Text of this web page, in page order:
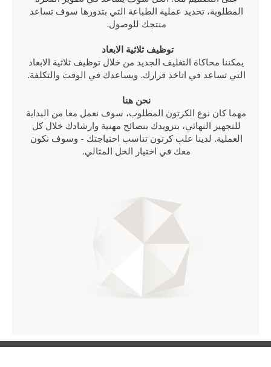
المطلوبة، تحديد عملية الطباعة التي بتدورها سوف تساعد
منتجك للوصول.
توظيف ثلاثية الابعاد
يمكننا محاكاة التغليف الجديد من خلال توظيف ثلاثية الابعاد
التي تساعد في اتاخذ قرارك. ويساعدك في الوقت والتكلفة.
نحن هنا
مهما كان نوع الكرتون المطلوب، سوف نعمل معا من البداية
للتجهيز النهائي، بتزويدك بنصائح مهنية وارشادك خلال كل
العملية. لدينا علب كرتون تناسب احتياجتك - وسوف نكون
معك في اختيار الحل المثالي.